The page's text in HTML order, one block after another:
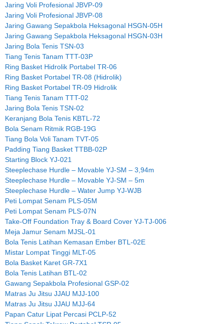
Jaring Voli Profesional JBVP-09
Jaring Voli Profesional JBVP-08
Jaring Gawang Sepakbola Heksagonal HSGN-05H
Jaring Gawang Sepakbola Heksagonal HSGN-03H
Jaring Bola Tenis TSN-03
Tiang Tenis Tanam TTT-03P
Ring Basket Hidrolik Portabel TR-06
Ring Basket Portabel TR-08 (Hidrolik)
Ring Basket Portabel TR-09 Hidrolik
Tiang Tenis Tanam TTT-02
Jaring Bola Tenis TSN-02
Keranjang Bola Tenis KBTL-72
Bola Senam Ritmik RGB-19G
Tiang Bola Voli Tanam TVT-05
Padding Tiang Basket TTBB-02P
Starting Block YJ-021
Steeplechase Hurdle – Movable YJ-SM – 3,94m
Steeplechase Hurdle – Movable YJ-SM – 5m
Steeplechase Hurdle – Water Jump YJ-WJB
Peti Lompat Senam PLS-05M
Peti Lompat Senam PLS-07N
Take-Off Foundation Tray & Board Cover YJ-TJ-006
Meja Jamur Senam MJSL-01
Bola Tenis Latihan Kemasan Ember BTL-02E
Mistar Lompat Tinggi MLT-05
Bola Basket Karet GR-7X1
Bola Tenis Latihan BTL-02
Gawang Sepakbola Profesional GSP-02
Matras Ju Jitsu JJAU MJJ-100
Matras Ju Jitsu JJAU MJJ-64
Papan Catur Lipat Percasi PCLP-52